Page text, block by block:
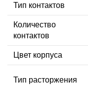
Тип контактов
Количество
контактов
Цвет корпуса
Тип расторжения